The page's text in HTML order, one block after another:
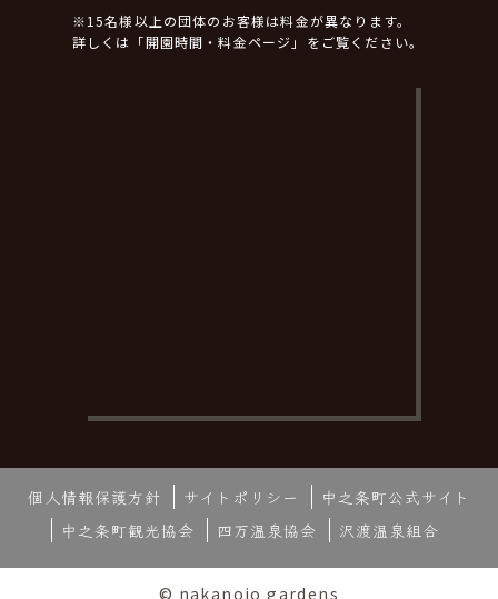
※15名様以上の団体のお客様は料金が異なります。
詳しくは「開園時間・料金ページ」をご覧ください。
個人情報保護方針 サイトポリシー
中之条町公式サイト
中之条町観光協会
四万温泉協会 沢渡温泉組合
© nakanojo gardens